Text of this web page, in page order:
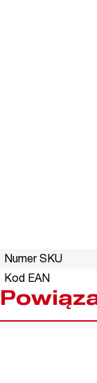
Numer SKU
Kod EAN